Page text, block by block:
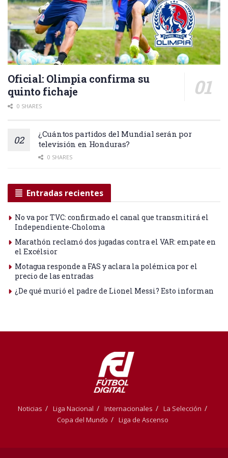
Oficial: Olimpia confirma su
quinto fichaje
0 SHARES
¿Cuántos partidos del Mundial serán por
televisión en Honduras?
0 SHARES
Entradas recientes
No va por TVC: confirmado el canal que transmitirá el
Independiente-Choloma
Marathón reclamó dos jugadas contra el VAR: empate en
el Excélsior
Motagua responde a FAS y aclara la polémica por el
precio de las entradas
¿De qué murió el padre de Lionel Messi? Esto informan
Noticias Liga Nacional Internacionales
La Selección
Copa del Mundo
Liga de Ascenso